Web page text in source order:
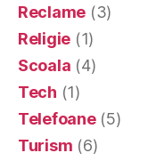
Reclame (3)
Religie (1)
Scoala (4)
Tech (1)
Telefoane(5)
Turism (6)